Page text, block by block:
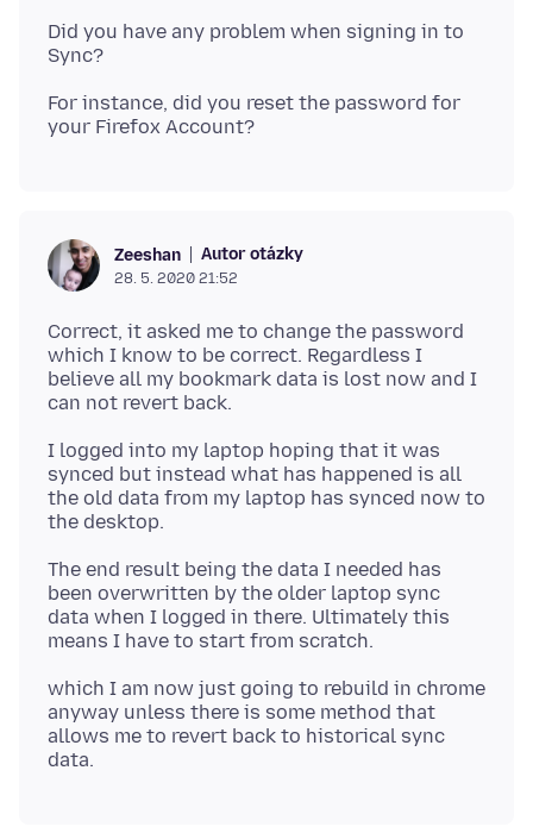
Did you have any problem when signing in to
For instance, did you reset the password for
Zeeshan Autor otázky
28. 5. 2020 21:52
Correct, it asked me to change the password
which I know to be correct. Regardless I
believe all my bookmark data is lost now and I
I logged into my laptop hoping that it was
synced but instead what has happened is all
the old data from my laptop has synced now to
The end result being the data I needed has
been overwritten by the older laptop sync
data when I logged in there. Ultimately this
which I am now just going to rebuild in chrome
anyway unless there is some method that
allows me to revert back to historical sync